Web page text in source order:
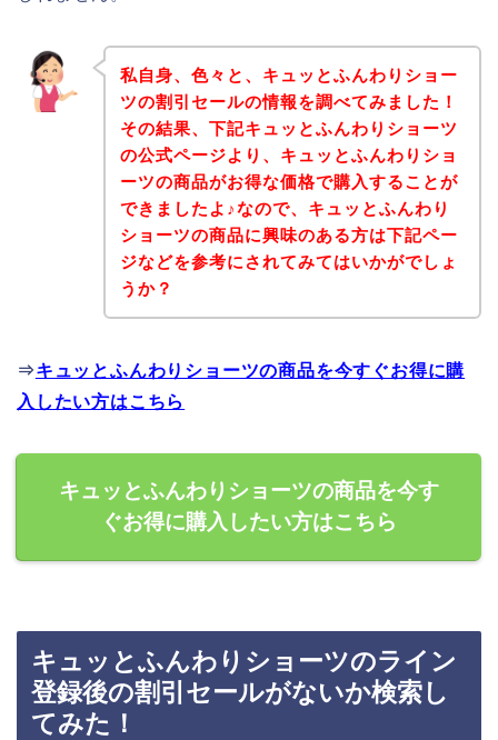
私自身、色々と、キュッとふんわりショー
ツの割引セールの情報を調べてみました！
その結果、下記キュッとふんわりショーツ
の公式ページより、キュッとふんわりショ
ーツの商品がお得な価格で購入することが
できましたよ♪なので、キュッとふんわり
ショーツの商品に興味のある方は下記ペー
ジなどを参考にされてみてはいかがでしょ
うか？
⇒キュッとふんわりショーツの商品を今すぐお得に購
入したい方はこちら
キュッとふんわりショーツの商品を今す
ぐお得に購入したい方はこちら
キュッとふんわりショーツのライン
登録後の割引セールがないか検索し
てみた！